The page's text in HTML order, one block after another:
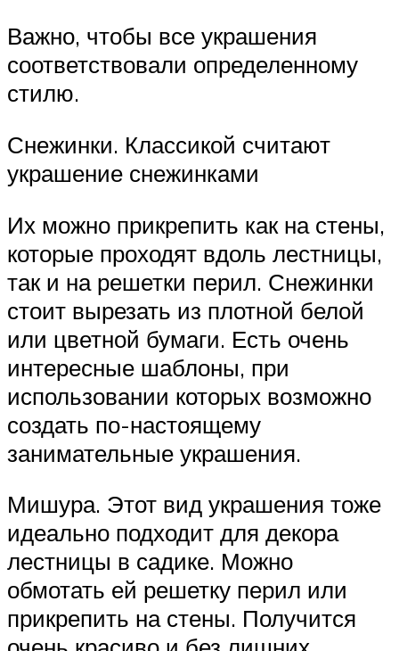
Важно, чтобы все украшения
соответствовали определенному
стилю.
Снежинки. Классикой считают
украшение снежинками
Их можно прикрепить как на стены,
которые проходят вдоль лестницы,
так и на решетки перил. Снежинки
стоит вырезать из плотной белой
или цветной бумаги. Есть очень
интересные шаблоны, при
использовании которых возможно
создать по-настоящему
занимательные украшения.
Мишура. Этот вид украшения тоже
идеально подходит для декора
лестницы в садике. Можно
обмотать ей решетку перил или
прикрепить на стены. Получится